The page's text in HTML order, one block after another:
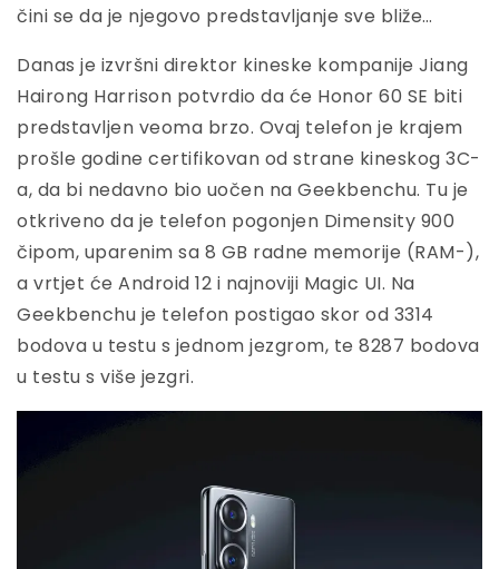
čini se da je njegovo predstavljanje sve bliže…
Danas je izvršni direktor kineske kompanije Jiang
Hairong Harrison potvrdio da će Honor 60 SE biti
predstavljen veoma brzo. Ovaj telefon je krajem
prošle godine certifikovan od strane kineskog 3C-
a, da bi nedavno bio uočen na Geekbenchu. Tu je
otkriveno da je telefon pogonjen Dimensity 900
čipom, uparenim sa 8 GB radne memorije (RAM-),
a vrtjet će Android 12 i najnoviji Magic UI. Na
Geekbenchu je telefon postigao skor od 3314
bodova u testu s jednom jezgrom, te 8287 bodova
u testu s više jezgri.